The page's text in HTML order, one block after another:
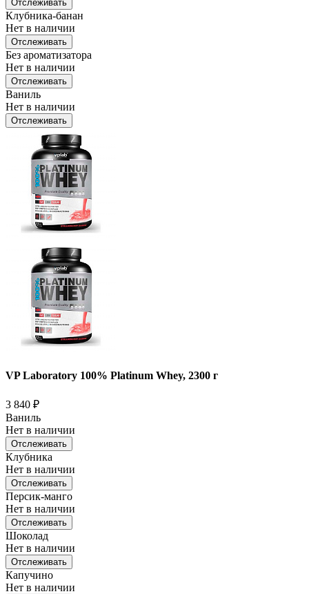
Отслеживать
Клубника-банан
Нет в наличии
Отслеживать
Без ароматизатора
Нет в наличии
Отслеживать
Ваниль
Нет в наличии
Отслеживать
VP Laboratory 100% Platinum Whey, 2300 г
3 840 ₽
Ваниль
Нет в наличии
Отслеживать
Клубника
Нет в наличии
Отслеживать
Персик-манго
Нет в наличии
Отслеживать
Шоколад
Нет в наличии
Отслеживать
Капучино
Нет в наличии